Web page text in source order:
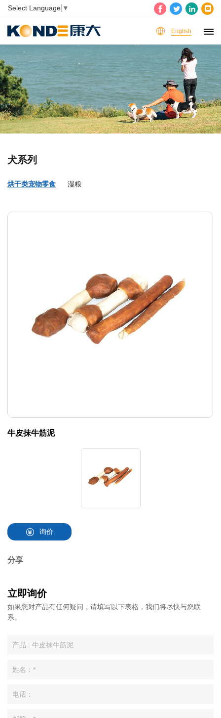
Select Language ▼
English
犬系列
烘干类宠物零食 湿粮
牛皮抹牛筋泥
询价
分享
立即询价
如果您对产品有任何疑问，请填写以下表格，我们将尽快与您联
系。